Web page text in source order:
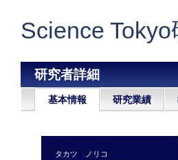
Science
研究者詳細
基本情報 研究業績
タカツ ノリコ